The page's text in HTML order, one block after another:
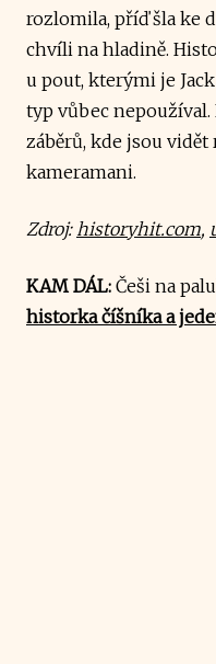
rozlomila, příď šla ke
chvíli na hladině.
u pout, kterými je
typ vůbec
záběrů, kde jsou
kameramani.
Zdroj: historyhit.com,
KAM DÁL: Češi na
historka číšníka a